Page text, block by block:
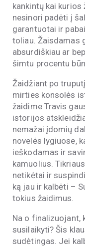
kankintų kai
nesinori padėti į
garantuotai ir
toliau. Žaisdamas
absurdiškiau ar
šimtu procentu
Žaidžiant po
mirties konsolės
žaidime Travis
istorijos
nemažai įdomių
novelės lygiuose,
ieškodamas ir
kamuolius.
netikėtai ir
ką jau ir kalbėti –
tokius žaidimus.
Na o finalizuojant,
susilaikyti? Šis
sudėtingas. Jei